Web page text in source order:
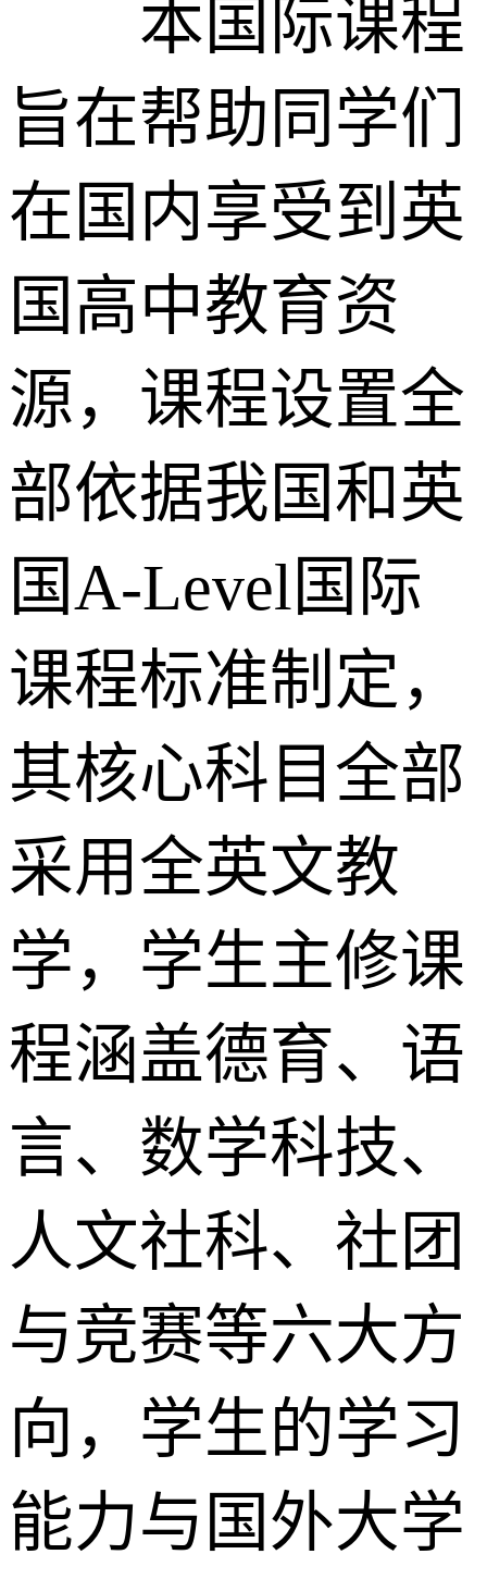
本国际课程
旨在帮助同学们
在国内享受到英
国高中教育资
源，课程设置全
部依据我国和英
国A-Level国际
课程标准制定，
其核心科目全部
采用全英文教
学，学生主修课
程涵盖德育、语
言、数学科技、
人文社科、社团
与竞赛等六大方
向，学生的学习
能力与国外大学